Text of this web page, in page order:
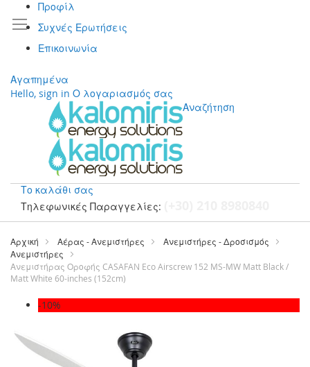
Προφίλ
Συχνές Ερωτήσεις
Επικοινωνία
Αγαπημένα
Hello, sign in Ο λογαριασμός σας
Αναζήτηση
Το καλάθι σας
Τηλεφωνικές Παραγγελίες:
Μετάβαση
περιεχόμενο
Αρχική Αέρας - Ανεμιστήρες
Ανεμιστήρες - Δροσισμός
Ανεμιστήρες
Ανεμιστήρας Οροφής CASAFAN Eco Airscrew 152 MS-MW Matt Black /
Matt White 60-inches (152cm)
Μετάβαση
τέλος
της
συλλογής
-10%